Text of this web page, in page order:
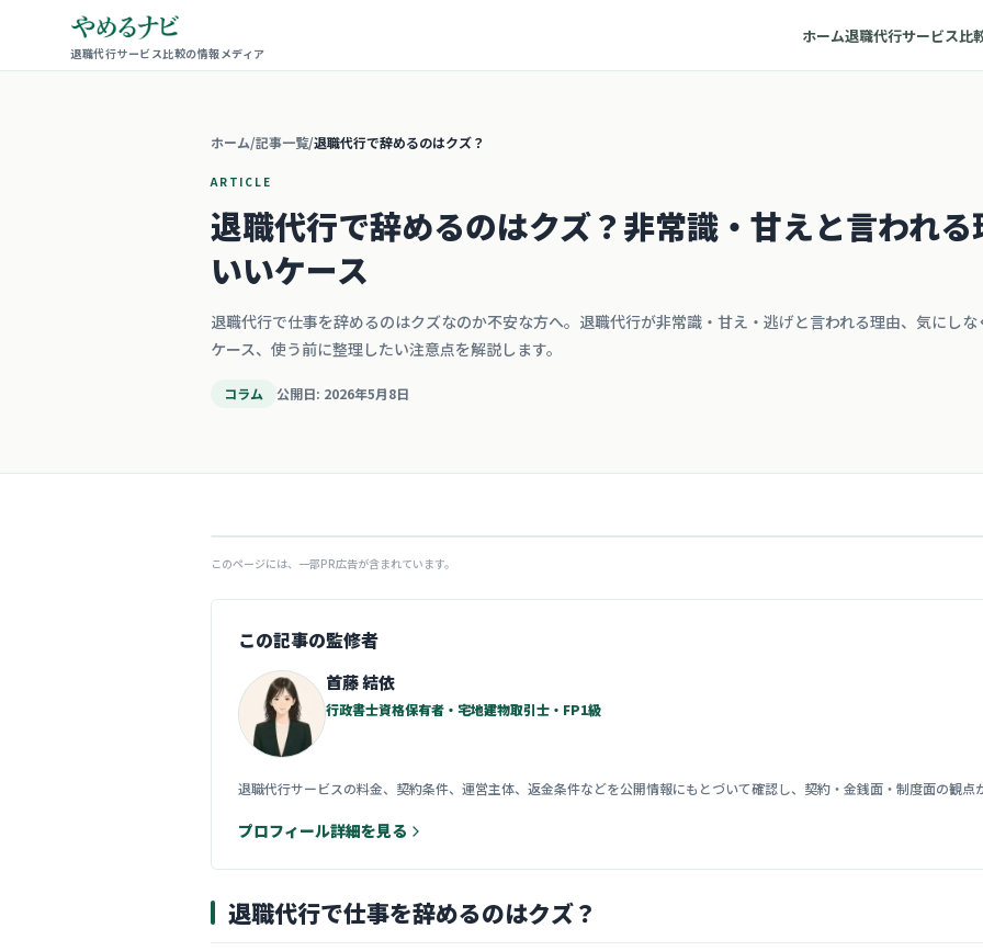
退職代行サービス比較の情報メディア
ホーム退職代行サービス比
ホーム/記事一覧/退職代行で辞めるのはクズ？
ARTICLE
退職代行で辞めるのはクズ？非常識・甘えと言われ
いいケース
退職代行で仕事を辞めるのはクズなのか不安な方へ。退職代行が非常識・甘え・逃げと言われる理由、気にしな
ケース、使う前に整理したい注意点を解説します。
コラム 公開日: 2026年5月8日
このページには、一部PR広告が含まれています。
この記事の監修者
首藤 結依
行政書士資格保有者・宅地建物取引士・FP1級
退職代行サービスの料金、契約条件、運営主体、返金条件などを公開情報にもとづいて確認し、契約・金銭面・制度面の観点
プロフィール詳細を見る
退職代行で仕事を辞めるのはクズ？